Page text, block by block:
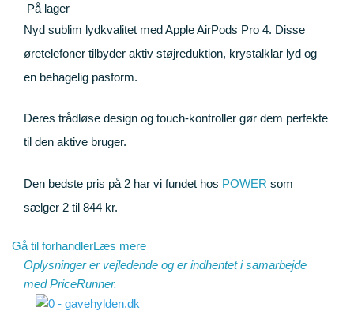
På lager
Nyd sublim lydkvalitet med Apple AirPods Pro 4. Disse
øretelefoner tilbyder aktiv støjreduktion, krystalklar lyd og
en behagelig pasform.
Deres trådløse design og touch-kontroller gør dem perfekte
til den aktive bruger.
Den bedste pris på 2 har vi fundet hos POWER som
sælger 2 til 844 kr.
Gå til forhandlerLæs mere
Oplysninger er vejledende og er indhentet i samarbejde
medPriceRunner.